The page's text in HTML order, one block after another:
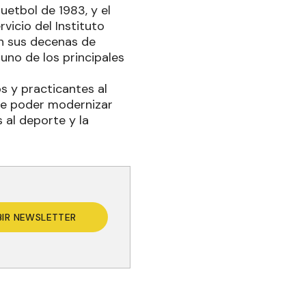
de 1983, y el
del Instituto
sus decenas de
de los principales
y practicantes al
poder modernizar
al deporte y la
NEWSLETTER